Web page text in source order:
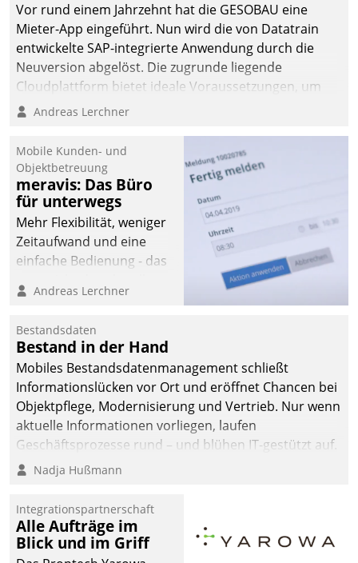
Vor rund einem Jahrzehnt hat die GESOBAU eine
Mieter-App eingeführt. Nun wird die von Datatrain
entwickelte SAP-integrierte Anwendung durch die
Neuversion abgelöst. Die zugrunde liegende
Cloudplattform bietet ideale Voraussetzungen, um
die Funktionalität der App zu erweitern und weitere
integrieren.
Andreas Lerchner
Mobile Kunden- und
Objektbetreuung
meravis: Das Büro
für unterwegs
Mehr Flexibilität, weniger
Zeitaufwand und eine
einfache Bedienung - das
Cockpit für mobile
Datatrain. Die meravis
Wohnungsbau- und
Immobilien GmbH hat
sich dabei für den Betrieb
der Lösung über die SAP
Cloud Platform
entschieden - als erstes
Unternehmen am
Andreas Lerchner
Bestandsdaten
Bestand in der Hand
Mobiles Bestandsdatenmanagement schließt
Informationslücken vor Ort und eröffnet Chancen bei
Objektpflege, Modernisierung und Vertrieb. Nur wenn
aktuelle Informationen vorliegen, laufen
Geschäftsprozesse rund – und blühen IT-gestützt auf.
Nadja Hußmann
Integrationspartnerschaft
Alle Aufträge im
Blick und im Griff